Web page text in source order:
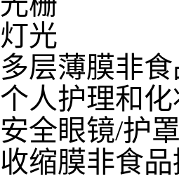
灯光
多层薄膜非
个人护理和
安全眼镜/护罩
收缩膜非食